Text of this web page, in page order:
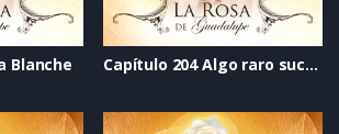
Blanche Capítulo 204 Algo raro sucede en la secundaria Green